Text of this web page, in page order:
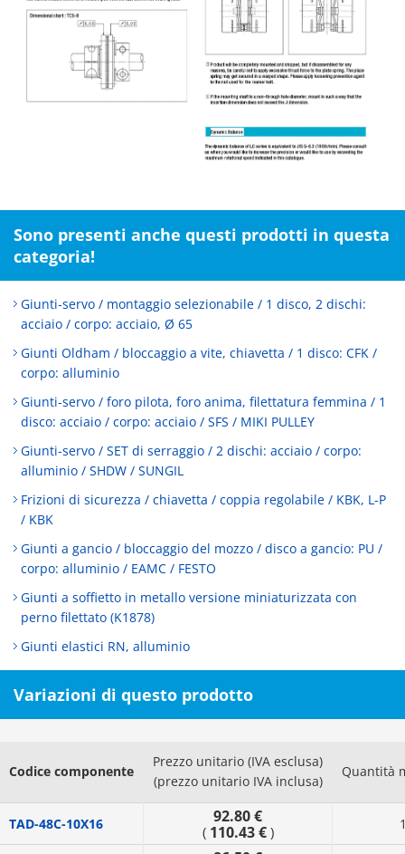
Sono presenti anche questi prodotti in questa
categoria!
Giunti-servo / montaggio selezionabile / 1 disco, 2 dischi:
acciaio / corpo: acciaio, Ø 65
Giunti Oldham / bloccaggio a vite, chiavetta / 1 disco: CFK /
corpo: alluminio
Giunti-servo / foro pilota, foro anima, filettatura femmina / 1
disco: acciaio / corpo: acciaio / SFS / MIKI PULLEY
Giunti-servo / SET di serraggio / 2 dischi: acciaio / corpo:
alluminio / SHDW / SUNGIL
Frizioni di sicurezza / chiavetta / coppia regolabile / KBK, L-P
/ KBK
Giunti a gancio / bloccaggio del mozzo / disco a gancio: PU /
corpo: alluminio / EAMC / FESTO
Giunti a soffietto in metallo versione miniaturizzata con
perno filettato (K1878)
Giunti elastici RN, alluminio
Variazioni di questo prodotto
Codice componente
Prezzo unitario (IVA esclusa)
(prezzo unitario IVA inclusa)
Quantità
TAD-48C-10X16 92.80 €
( 110.43 €)